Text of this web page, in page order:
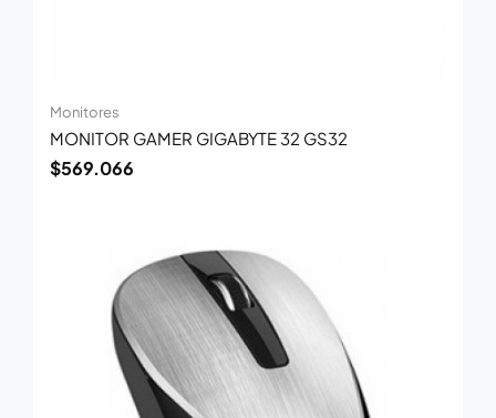
Monitores
MONITOR GAMER GIGABYTE 32 GS32
$569.066